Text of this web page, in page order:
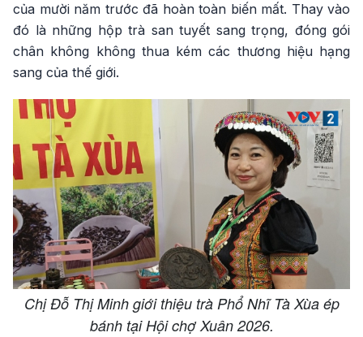
của mười năm trước đã hoàn toàn biến mất. Thay vào
đó là những hộp trà san tuyết sang trọng, đóng gói
chân không không thua kém các thương hiệu hạng
sang của thế giới.
Chị Đỗ Thị Minh giới thiệu trà Phổ Nhĩ Tà Xùa ép
bánh tại Hội chợ Xuân 2026.